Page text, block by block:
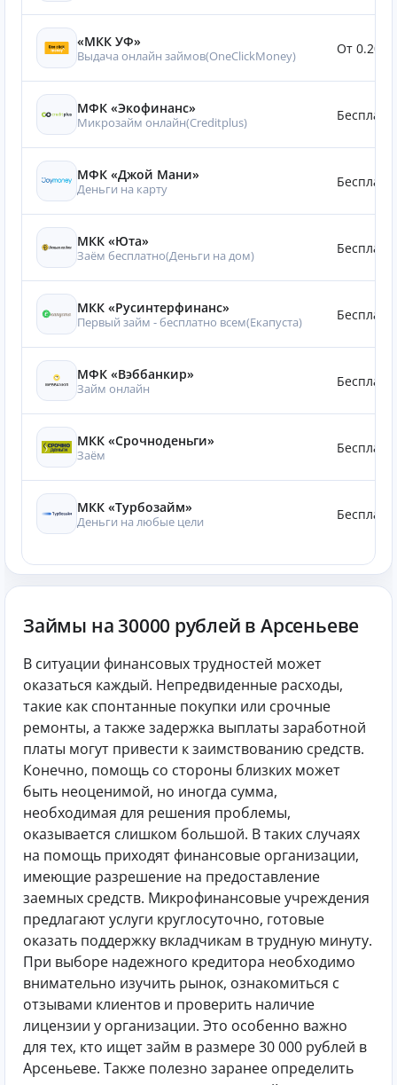
«МКК УФ»
Выдача онлайн займов(OneClickMoney) От 0.20%
МФК «Экофинанс»
Микрозайм онлайн(Creditplus)
МФК «Джой Мани»
Деньги на карту
МКК «Юта»
Заём бесплатно(Деньги на дом)
МКК «Русинтерфинанс»
Первый займ - бесплатно всем(Eкапуста)
МФК «Вэббанкир»
Займ онлайн
МКК «Срочноденьги»
Заём
МКК «Турбозайм»
Деньги на любые цели
Займы на 30000 рублей в Арсеньеве
В ситуации финансовых трудностей может
оказаться каждый. Непредвиденные расходы,
такие как спонтанные покупки или срочные
ремонты, а также задержка выплаты заработной
платы могут привести к заимствованию средств.
Конечно, помощь со стороны близких может
быть неоценимой, но иногда сумма,
необходимая для решения проблемы,
оказывается слишком большой. В таких случаях
на помощь приходят финансовые организации,
имеющие разрешение на предоставление
заемных средств. Микрофинансовые учреждения
предлагают услуги круглосуточно, готовые
оказать поддержку вкладчикам в трудную минуту.
При выборе надежного кредитора необходимо
внимательно изучить рынок, ознакомиться с
отзывами клиентов и проверить наличие
лицензии у организации. Это особенно важно
для тех, кто ищет займ в размере 30 000 рублей в
Арсеньеве. Также полезно заранее определить